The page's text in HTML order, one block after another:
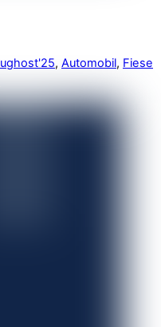
, Automobil, Fiese